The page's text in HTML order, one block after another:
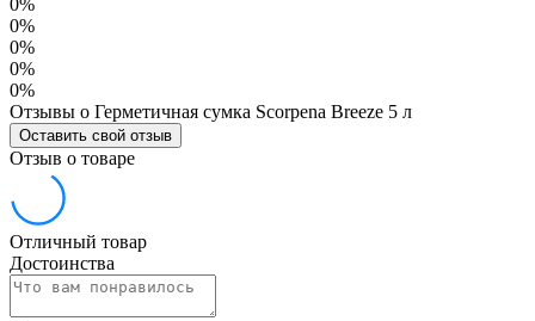
0%
0%
0%
0%
0%
Отзывы о Герметичная сумка Scorpena Breeze 5 л
Оставить свой отзыв
Отзыв о товаре
Отличный товар
Достоинства